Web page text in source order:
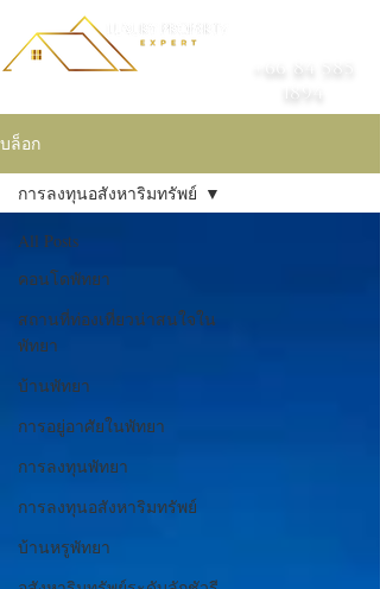
+66 84 585
1894
บล็อก
All Posts
คอนโดพัทยา
สถานที่ท่องเที่ยวน่าสนใจใน
พัทยา
บ้านพัทยา
การอยู่อาศัยในพัทยา
การลงทุนพัทยา
การลงทุนอสังหาริมทรัพย์
บ้านหรูพัทยา
การลงทุนอสังหาริมทรัพย์